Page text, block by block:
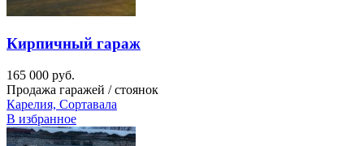
Кирпичный гараж
165 000 руб.
Продажа гаражей / стоянок
Карелия, Сортавала
В избранное